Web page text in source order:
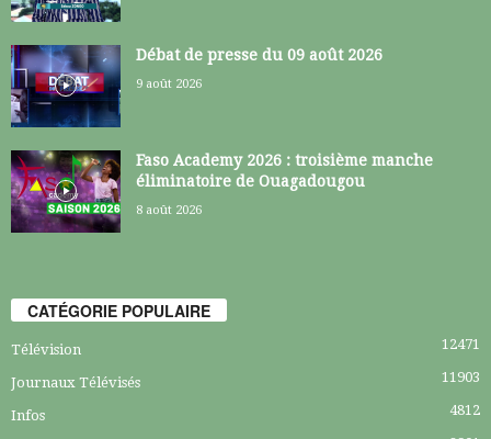
Débat de presse du 09 août 2026
9 août 2026
Faso Academy 2026 : troisième manche
éliminatoire de Ouagadougou
8 août 2026
CATÉGORIE POPULAIRE
Télévision 12471
Journaux Télévisés 11903
Infos
4812